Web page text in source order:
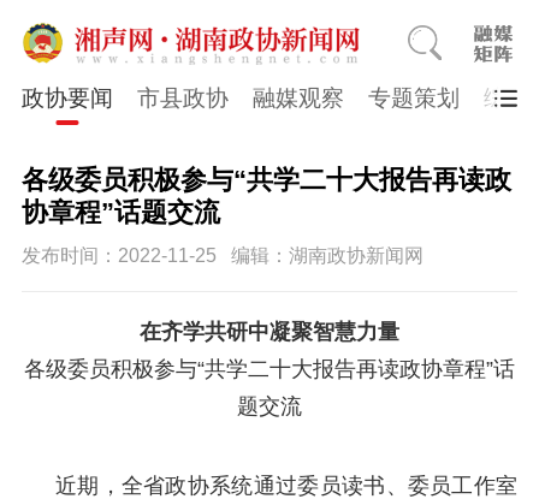
政协要闻 市县政协 融媒观察 专题策划 综合
各级委员积极参与“共学二十大报告再读政
协章程”话题交流
发布时间：2022-11-25 编辑：湖南政协新闻网
在齐学共研中凝聚智慧力量
各级委员积极参与“共学二十大报告再读政协章程”话
题交流
近期，全省政协系统通过委员读书、委员工作室